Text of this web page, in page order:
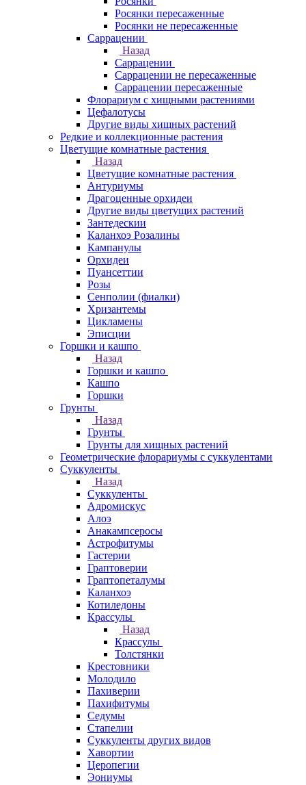
Росянки пересаженные
Росянки не пересаженные
Саррацении
Назад
Саррацении
Саррацении не пересаженные
Саррацении пересаженные
Флорариум с хищными растениями
Цефалотусы
Другие виды хищных растений
Редкие и коллекционные растения
Цветущие комнатные растения
Назад
Цветущие комнатные растения
Антуриумы
Драгоценные орхидеи
Другие виды цветущих растений
Зантедескии
Каланхоэ Розалины
Кампанулы
Орхидеи
Пуансеттии
Розы
Сенполии (фиалки)
Хризантемы
Цикламены
Эписции
Горшки и кашпо
Назад
Горшки и кашпо
Кашпо
Горшки
Грунты
Назад
Грунты
Грунты для хищных растений
Геометрические флорариумы с суккулентами
Суккуленты
Назад
Суккуленты
Адромискус
Алоэ
Анакампсеросы
Астрофитумы
Гастерии
Граптоверии
Граптопеталумы
Каланхоэ
Котиледоны
Крассулы
Назад
Крассулы
Толстянки
Крестовники
Молодило
Пахиверии
Пахифитумы
Седумы
Стапелии
Суккуленты других видов
Хавортии
Церопегии
Эониумы